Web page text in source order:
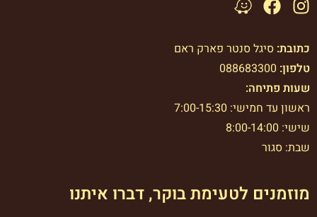
כתובת: סיגל סנטר פארק ראם
טלפון: 088683300
שעות פתיחה:
ראשון עד חמישי: 7:00-15:30
שישי: 8:00-14:00
שבת: סגור
מוזמנים לטעימת בוקר, דברו איתנו